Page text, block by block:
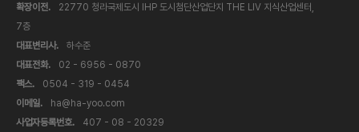
확장이전.
22770 청라국제도시 IHP 도시첨단산업단지 THE LIV 지식산업센터,
7층
대표변리사.
하수준
대표전화.
02 - 6956 - 0870
팩스.
0504 - 319 - 0454
이메일.
ha@ha-yoo.com
사업자등록번호.
407 - 08 - 20329